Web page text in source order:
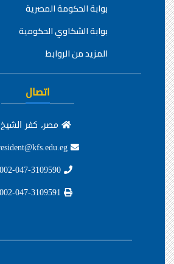
بوابة الحكومة المصرية
بوابة الشكاوي الحكومية
المزيد من الروابط
اتصال
مصر، كفر الشيخ